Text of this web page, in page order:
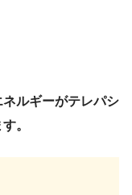
ルギーがテレパシ
。